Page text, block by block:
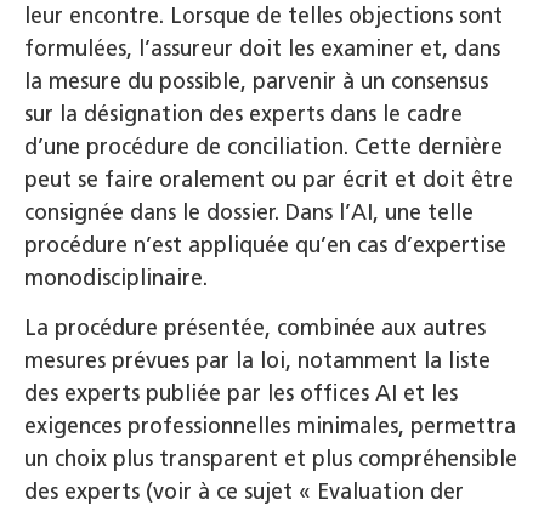
leur encontre. Lorsque de telles objections sont
formulées, l’assureur doit les examiner et, dans
la mesure du possible, parvenir à un consensus
sur la désignation des experts dans le cadre
d’une procédure de conciliation. Cette dernière
peut se faire oralement ou par écrit et doit être
consignée dans le dossier. Dans l’AI, une telle
procédure n’est appliquée qu’en cas d’expertise
monodisciplinaire.
La procédure présentée, combinée aux autres
mesures prévues par la loi, notamment la liste
des experts publiée par les offices AI et les
exigences professionnelles minimales, permettra
un choix plus transparent et plus compréhensible
des experts (voir à ce sujet « Evaluation der